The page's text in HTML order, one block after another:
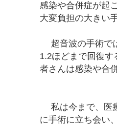
感染や合併症が起
大変負担の大き
超音波の手術で
1.2ほどまで回復
者さんは感染や合
私は今まで、医
に手術に立ち会い